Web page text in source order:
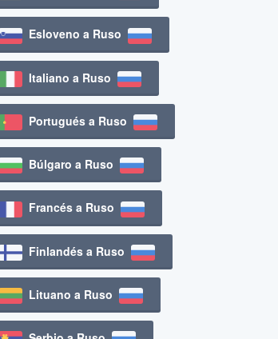
Esloveno a Ruso
Italiano a Ruso
Portugués a Ruso
Búlgaro a Ruso
Francés a Ruso
Finlandés a Ruso
Lituano a Ruso